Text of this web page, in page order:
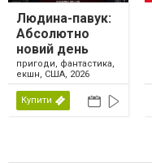
Людина-павук:
Абсолютно
новий день
пригоди, фантастика,
екшн, США, 2026
Купити